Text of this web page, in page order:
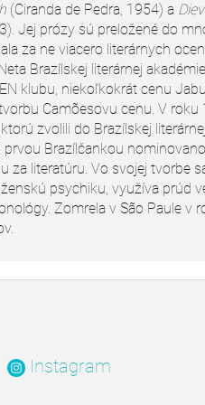
(Ciranda de Pedra, 1954) a
Jej prózy sú preložené do
za ne viacero literárnych
Brazílskej literárnej
klubu, niekoľkokrát cenu
Camõesovu cenu. V roku
zvolili do Brazílskej
Brazílčankou
za literatúru. Vo svojej tvorbe
psychiku, využíva prúd
Zomrela v São Paule v
Instagram